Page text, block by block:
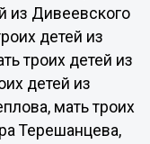
из Дивеевского
детей из
троих детей из
детей из
мать троих
Терешанцева,